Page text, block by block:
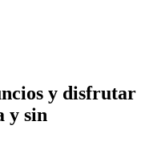
y disfrutar
y sin